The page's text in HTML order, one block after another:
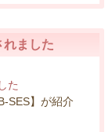
ました
た
SES】が紹介